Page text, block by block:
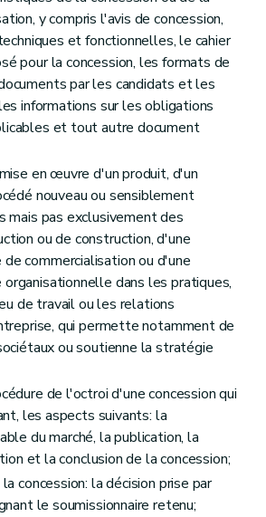
y compris l'avis de concession,
et fonctionnelles, le cahier
pour la concession, les formats de
par les candidats et les
informations sur les obligations
et tout autre document
en œuvre d'un produit, d'un
nouveau ou sensiblement
mais pas exclusivement des
ou de construction, d'une
commercialisation ou d'une
dans les pratiques,
de travail ou les relations
qui permette notamment de
ou soutienne la stratégie
de l'octroi d'une concession qui
les aspects suivants: la
du marché, la publication, la
et la conclusion de la concession;
concession: la décision prise par
le soumissionnaire retenu;